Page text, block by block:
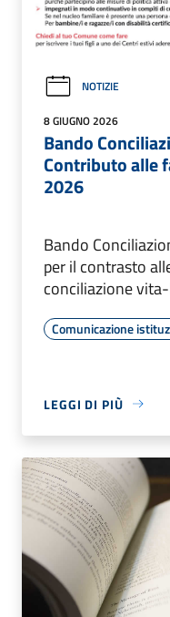
NOTIZIE
8 GIUGNO 2026
Bando
Contributo alle
2026
Bando
per il contrasto
conciliazione
Comunicazione
LEGGI DI PIÙ